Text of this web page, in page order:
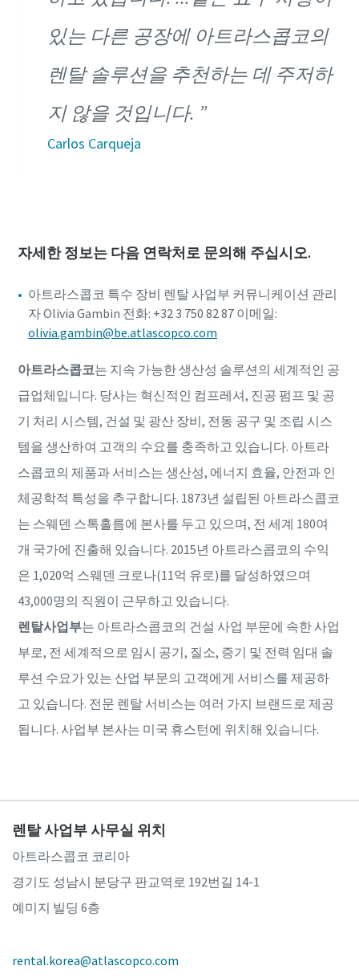
있는 다른 공장에 아트라스콥코의
렌탈 솔루션을 추천하는 데 주저하
지 않을 것입니다.
Carlos Carqueja
자세한 정보는 다음 연락처로 문의해 주십시오.
아트라스콥코 특수 장비 렌탈 사업부 커뮤니케이션 관리
자 Olivia Gambin 전화: +32 3 750 82 87 이메일:
olivia.gambin@be.atlascopco.com
아트라스콥코는 지속 가능한 생산성 솔루션의 세계적인 공
급업체입니다. 당사는 혁신적인 컴프레셔, 진공 펌프 및 공
기 처리 시스템, 건설 및 광산 장비, 전동 공구 및 조립 시스
템을 생산하여 고객의 수요를 충족하고 있습니다. 아트라
스콥코의 제품과 서비스는 생산성, 에너지 효율, 안전과 인
체공학적 특성을 추구합니다. 1873년 설립된 아트라스콥코
는 스웨덴 스톡홀름에 본사를 두고 있으며, 전 세계 180여
개 국가에 진출해 있습니다. 2015년 아트라스콥코의 수익
은 1,020억 스웨덴 크로나(11억 유로)를 달성하였으며
43,000명의 직원이 근무하고 있습니다.
렌탈사업부는 아트라스콥코의 건설 사업 부문에 속한 사업
부로, 전 세계적으로 임시 공기, 질소, 증기 및 전력 임대 솔
루션 수요가 있는 산업 부문의 고객에게 서비스를 제공하
고 있습니다. 전문 렌탈 서비스는 여러 가지 브랜드로 제공
됩니다. 사업부 본사는 미국 휴스턴에 위치해 있습니다.
렌탈 사업부 사무실 위치
아트라스콥코 코리아
경기도 성남시 분당구 판교역로 192번길 14-1
예미지 빌딩 6층
rental.korea@atlascopco.com